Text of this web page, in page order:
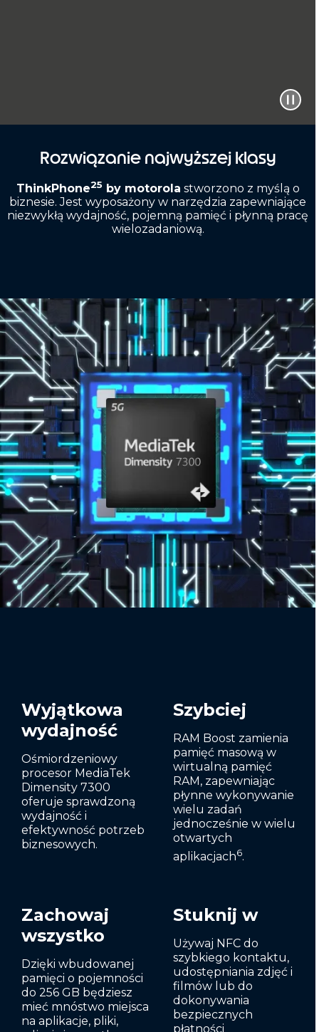
Rozwiązanie najwyższej klasy
ThinkPhone25 by motorola stworzono z myślą o
biznesie. Jest wyposażony w narzędzia zapewniające
niezwykłą wydajność, pojemną pamięć i płynną pracę
wielozadaniową.
Wyjątkowa
wydajność
Ośmiordzeniowy
procesor MediaTek
Dimensity 7300
oferuje sprawdzoną
wydajność i
efektywność potrzeb
biznesowych.
Szybciej
RAM Boost zamienia
pamięć masową w
wirtualną pamięć
RAM, zapewniając
płynne wykonywanie
wielu zadań
jednocześnie w wielu
otwartych
aplikacjach6.
Zachowaj
wszystko
Dzięki wbudowanej
pamięci o pojemności
do 256 GB będziesz
mieć mnóstwo miejsca
na aplikacje, pliki,
Stuknij w
Używaj NFC do
szybkiego kontaktu,
udostępniania zdjęć i
filmów lub do
dokonywania
bezpiecznych
płatności